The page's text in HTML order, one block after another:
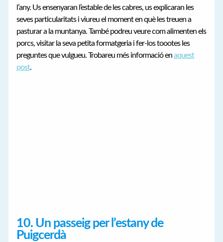
l’any. Us ensenyaran l’estable de les cabres, us explicaran les
seves particularitats i viureu el moment en què les treuen a
pasturar a la muntanya. També podreu veure com alimenten els
porcs, visitar la seva petita formatgeria i fer-los toootes les
preguntes que vulgueu. Trobareu més informació enaquest
post.
10. Un passeig per l’estany de
Puigcerdà